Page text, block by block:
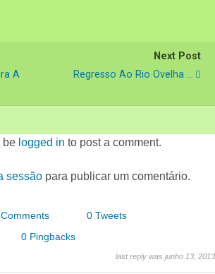
A
Next Post
Regresso Ao Rio Ovelha ...
be logged in to post a comment.
sessãopara publicar um comentário.
0 Tweets
0 Pingbacks
last reply was junho 13, 2013